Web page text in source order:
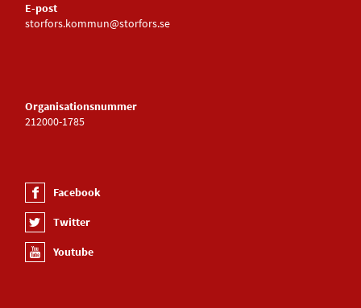
E-post
storfors.kommun@storfors.se
Organisationsnummer
212000-1785
Facebook
Twitter
Youtube